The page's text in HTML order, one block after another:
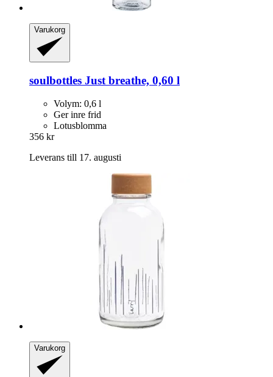
Varukorg
soulbottles Just breathe, 0,60 l
Volym: 0,6 l
Ger inre frid
Lotusblomma
356 kr
Leverans till 17. augusti
Varukorg